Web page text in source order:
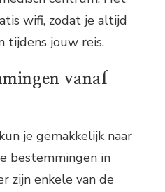
wifi, zodat je altijd
tijdens jouw reis.
vanaf
je gemakkelijk naar
bestemmingen in
zijn enkele van de